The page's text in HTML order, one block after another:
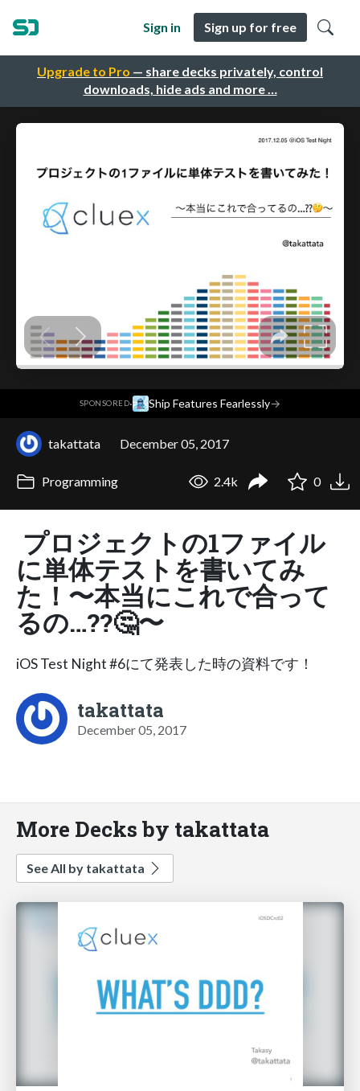
Upgrade to Pro — share decks privately, control
downloads, hide ads and more …
Sign in Sign up for free
SPONSORED· Ship Features Fearlessly→
takattata December 05, 2017
Programming 2.4k 0
プロジェクトの1ファイル
に単体テストを書いてみ
た！〜本当にこれで合って
るの…??🤔〜
iOS Test Night #6にて発表した時の資料です！
takattata
December 05, 2017
More Decks by takattata
See All by takattata